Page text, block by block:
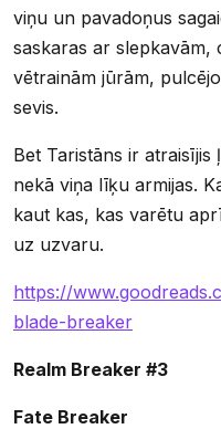
viņu un pavadoņus
saskaras ar slepkavām,
vētrainām jūrām,
sevis.
Bet Taristāns ir
nekā viņa līķu armijas.
kaut kas, kas varētu
uz uzvaru.
https://
blade-breaker
Realm Breaker #3
Fate Breaker